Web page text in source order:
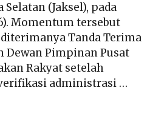
Selatan (Jaksel), pada
Momentum tersebut
Tanda Terima
Dewan Pimpinan Pusat
Rakyat setelah
administrasi …